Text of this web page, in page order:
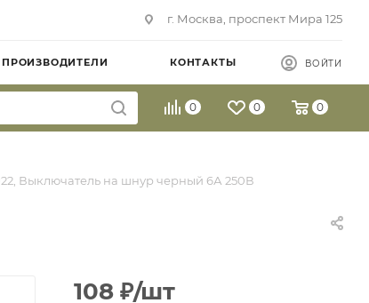
г. Москва, проспект Мира 125
ПРОИЗВОДИТЕЛИ КОНТАКТЫ ВОЙТИ
0 0 0
Выключатель на шнур черный 6А 250В
108 ₽/шт